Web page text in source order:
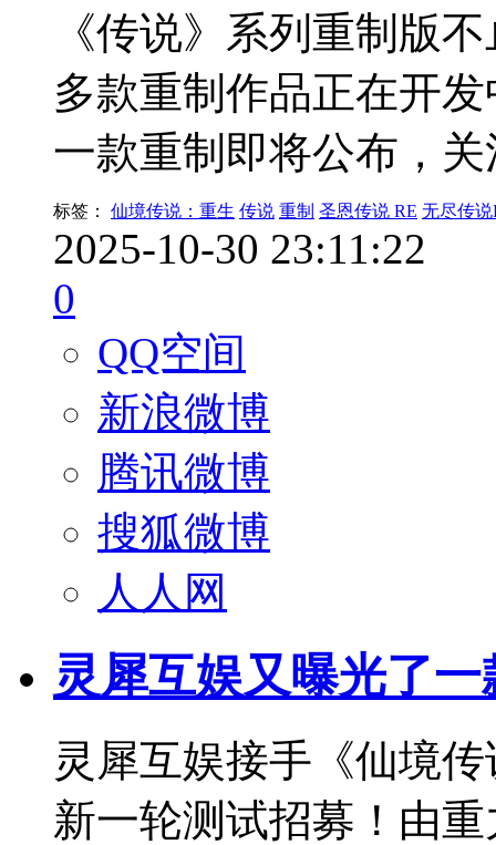
《传说》系列重制版
多款重制作品正在开
一款重制即将公布，
标签： 仙境传说：重生 传说 重制 圣恩传说 RE 无尽传说
2025-10-30 23:11:22
0
QQ空间
新浪微博
腾讯微博
搜狐微博
人人网
灵犀互娱又曝光了一
灵犀互娱接手《仙境
新一轮测试招募！由